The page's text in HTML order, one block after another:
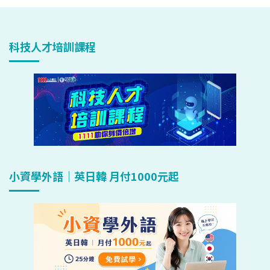
科技人才培訓課程
小資學外語｜英日韓 月付1000元起